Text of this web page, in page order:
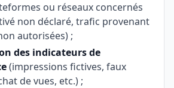
ou réseaux concernés
non déclaré, trafic provenant
autorisées) ;
des indicateurs de
(impressions fictives, faux
de vues, etc.) ;